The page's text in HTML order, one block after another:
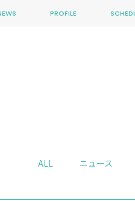
PROFILE
ALL ニュース